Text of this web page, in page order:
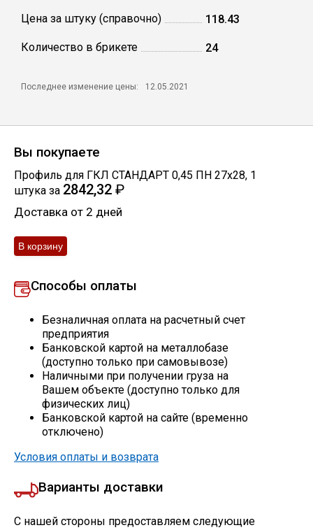
Столбы заборные
Электроды
Проволока
Остальное
Нержавейка
Алюминиевый прокат
Цена за штуку (справочно) 118.43
Количество в брикете 24
Последнее изменение цены: 12.05.2021
Вы покупаете
Профиль для ГКЛ СТАНДАРТ 0,45 ПН 27х28, 1
штука за 2842,32 ₽
Доставка от 2 дней
Способы оплаты
Безналичная оплата на расчетный счет
предприятия
Банковской картой на металлобазе
(доступно только при самовывозе)
Наличными при получении груза на
Вашем объекте (доступно только для
физических лиц)
Банковской картой на сайте (временно
отключено)
Условия оплаты и возврата
Варианты доставки
С нашей стороны предоставляем следующие